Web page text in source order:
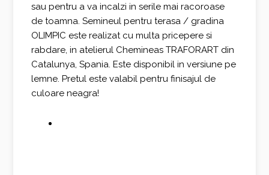
sau pentru a va incalzi in serile mai racoroase
de toamna. Semineul pentru terasa / gradina
OLIMPIC este realizat cu multa pricepere si
rabdare, in atelierul Chemineas TRAFORART din
Catalunya, Spania. Este disponibil in versiune pe
lemne. Pretul este valabil pentru finisajul de
culoare neagra!